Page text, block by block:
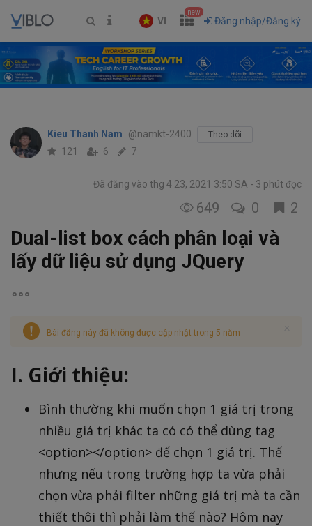
VI
new
Đăng nhập/Đăng ký
Kieu Thanh Nam @namkt-2400 Theo dõi
121 6 7
Đã đăng vào thg 4 23, 2021 3:50 SA 3 phút đọc
649 0 2
Dual-list box cách phân loại và
lấy dữ liệu sử dụng JQuery
Bài đăng này đã không được cập nhật trong 5 năm
I. Giới thiệu:
Bình thường khi muốn chọn 1 giá trị trong
nhiều giá trị khác ta có có thể dùng tag
<option></option> để chọn 1 giá trị. Thế
nhưng nếu trong trường hợp ta vừa phải
chọn vừa phải filter những giá trị mà ta cần
thiết thôi thì phải làm thế nào? Hôm nay